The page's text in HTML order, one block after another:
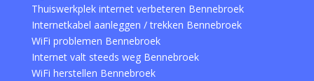
Thuiswerkplek internet verbeteren Bennebroek
Internetkabel aanleggen / trekken Bennebroek
WiFi problemen Bennebroek
Internet valt steeds weg Bennebroek
WiFi herstellen Bennebroek